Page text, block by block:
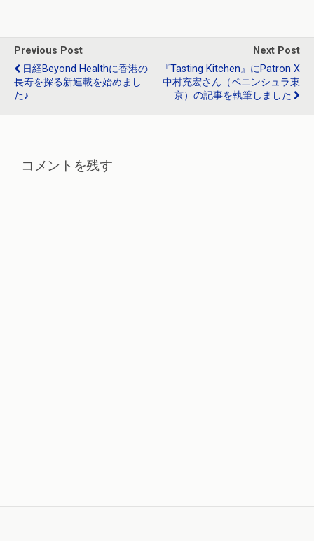
o
o
k
a
n
Previous Post
日経Beyond Healthに香港の
長寿を探る新連載を始めまし
た♪
Next Post
『Tasting Kitchen』にPatron X
中村充宏さん（ペニンシュラ東
京）の記事を執筆しました
コメントを残す